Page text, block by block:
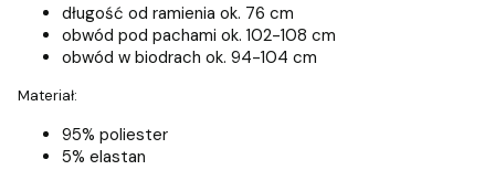
długość od ramienia ok. 76 cm
obwód pod pachami ok. 102-108 cm
obwód w biodrach ok. 94-104 cm
Materiał:
95% poliester
5% elastan